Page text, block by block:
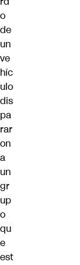
o
de
un
ve
híc
ulo
dis
pa
rar
on
a
un
gr
up
o
qu
e
est